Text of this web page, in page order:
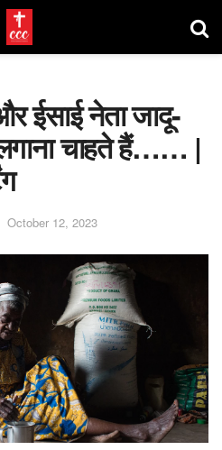
ईसाई नेता जादू-
लगाना चाहते हैं…… |
October 12, 2023